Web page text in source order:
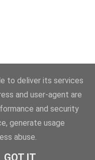
poloskun
i diritti sono riservati
to deliver its services
and user-agent are
and security
generate usage
abuse.
GOT IT